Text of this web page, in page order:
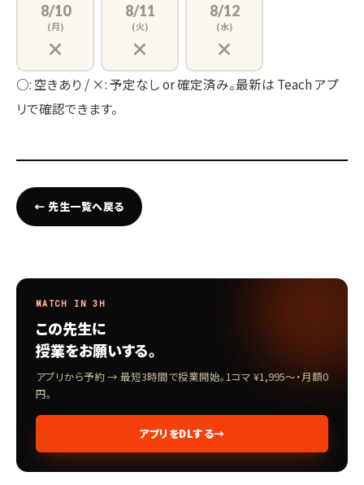
8/10
(月)
×
8/11
(火)
×
8/12
(水)
×
○: 空きあり / ×: 予定なし or 確定済み。最新は Teach アプ
リで確認できます。
← 先生一覧へ戻る
MATCH IN 3H
この先生に
授業をお願いする。
アプリから予約 → 最短3時間で授業開始。1コマ ¥1,995〜・月額0
円。
アプリをDLする→